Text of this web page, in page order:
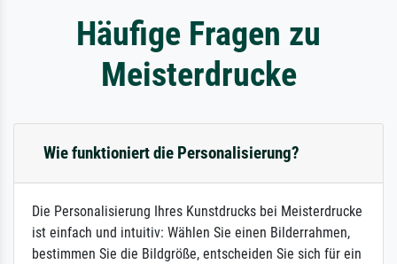
Häufige Fragen zu
Meisterdrucke
Wie funktioniert die Personalisierung?
Die Personalisierung Ihres Kunstdrucks bei Meisterdrucke
ist einfach und intuitiv: Wählen Sie einen Bilderrahmen,
bestimmen Sie die Bildgröße, entscheiden Sie sich für ein